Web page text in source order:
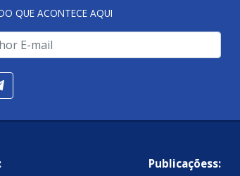
QUE ACONTECE AQUI
Publicaçõess: